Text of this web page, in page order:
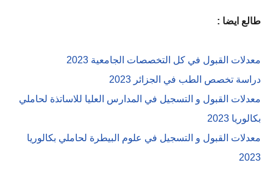
طالع ايضا :
معدلات القبول في كل التخصصات الجامعية 2023
دراسة تخصص الطب في الجزائر 2023
معدلات القبول و التسجيل في المدارس العليا للاساتذة لحاملي
بكالوريا 2023
معدلات القبول و التسجيل في علوم البيطرة لحاملي بكالوريا
2023